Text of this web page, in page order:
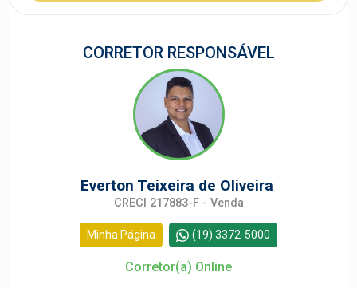
CORRETOR RESPONSÁVEL
Everton Teixeira de Oliveira
CRECI 217883-F - Venda
Minha Página (19) 3372-5000
Corretor(a) Online